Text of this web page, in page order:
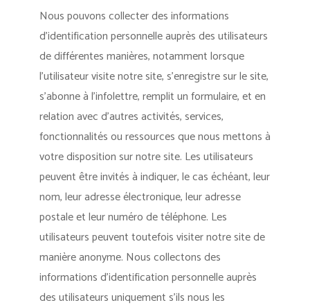
Nous pouvons collecter des informations
d’identification personnelle auprès des utilisateurs
de différentes manières, notamment lorsque
l’utilisateur visite notre site, s’enregistre sur le site,
s’abonne à l’infolettre, remplit un formulaire, et en
relation avec d’autres activités, services,
fonctionnalités ou ressources que nous mettons à
votre disposition sur notre site. Les utilisateurs
peuvent être invités à indiquer, le cas échéant, leur
nom, leur adresse électronique, leur adresse
postale et leur numéro de téléphone. Les
utilisateurs peuvent toutefois visiter notre site de
manière anonyme. Nous collectons des
informations d’identification personnelle auprès
des utilisateurs uniquement s’ils nous les